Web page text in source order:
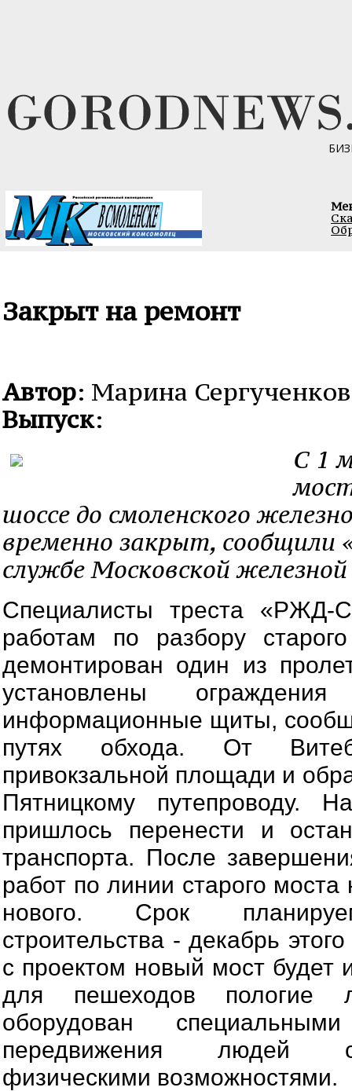
Закрыт на ремонт
Автор: Марина
Выпуск:
С 1
шоссе до смоленского
временно закрыт, сообщили
службе Московской железной
Специалисты треста «РЖД-
работам по разбору
демонтирован один из
установлены
информационные щиты,
путях обхода. От
привокзальной площади и
Пятницкому путепроводу.
пришлось перенести и
транспорта. После
работ по линии старого моста
нового. Срок
строительства - декабрь
с проектом новый мост будет
для пешеходов пологие
оборудован
передвижения людей
физическими возможностями.